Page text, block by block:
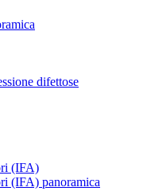
difettose
(IFA)
(IFA) panoramica